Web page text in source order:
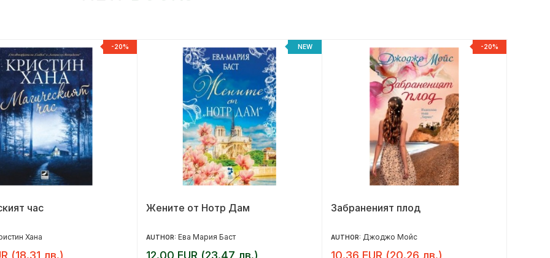
-20%
час
Хана
(18.31 лв.)
NEW
Жените от Нотр Дам
AUTHOR: Ева Мария Баст
12.00 EUR (23.47 лв.)
-20%
Забраненият плод
AUTHOR: Джоджо Мойс
10.36 EUR (20.26 лв.)